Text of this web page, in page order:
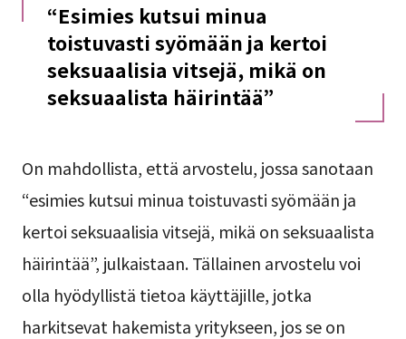
“Esimies kutsui minua
toistuvasti syömään ja kertoi
seksuaalisia vitsejä, mikä on
seksuaalista häirintää”
On mahdollista, että arvostelu, jossa sanotaan
“esimies kutsui minua toistuvasti syömään ja
kertoi seksuaalisia vitsejä, mikä on seksuaalista
häirintää”, julkaistaan. Tällainen arvostelu voi
olla hyödyllistä tietoa käyttäjille, jotka
harkitsevat hakemista yritykseen, jos se on